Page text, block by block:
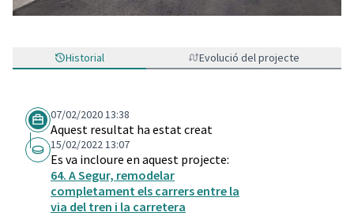
Historial Evolució del projecte
07/02/2020 13:38
Aquest resultat ha estat creat
15/02/2022 13:07
Es va incloure en aquest projecte:
64. A Segur, remodelar
completament els carrers entre la
via del tren i la carretera